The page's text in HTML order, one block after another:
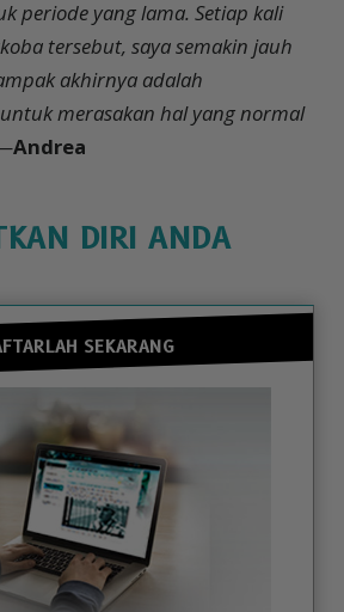
periode yang lama. Setiap kali
tersebut, saya semakin jauh
akhirnya adalah
merasakan hal yang normal
Andrea
DIRI ANDA
SEKARANG